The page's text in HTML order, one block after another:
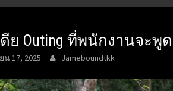
ดีย Outing ที่พนักงานจะพู
17, 2025 Jameboundtkk